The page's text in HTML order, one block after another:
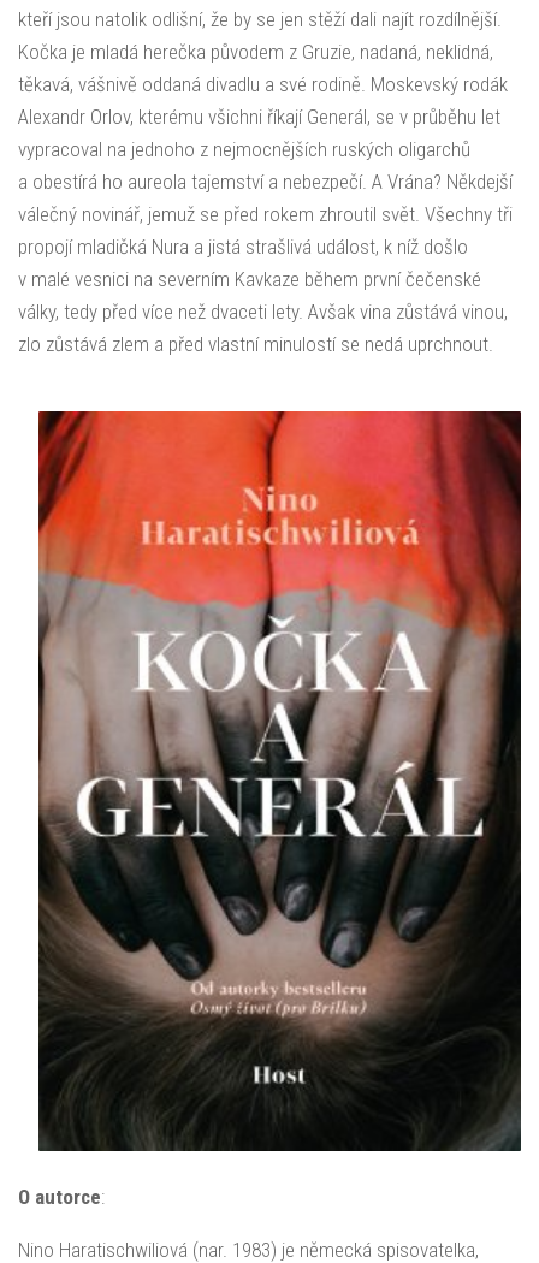
kteří jsou natolik odlišní, že by se jen stěží dali najít rozdílnější.
Kočka je mladá herečka původem z Gruzie, nadaná, neklidná,
těkavá, vášnivě oddaná divadlu a své rodině. Moskevský rodák
Alexandr Orlov, kterému všichni říkají Generál, se v průběhu let
vypracoval na jednoho z nejmocnějších ruských oligarchů
a obestírá ho aureola tajemství a nebezpečí. A Vrána? Někdejší
válečný novinář, jemuž se před rokem zhroutil svět. Všechny tři
propojí mladičká Nura a jistá strašlivá událost, k níž došlo
v malé vesnici na severním Kavkaze během první čečenské
války, tedy před více než dvaceti lety. Avšak vina zůstává vinou,
zlo zůstává zlem a před vlastní minulostí se nedá uprchnout.
O autorce:
Nino Haratischwiliová (nar. 1983) je německá spisovatelka,